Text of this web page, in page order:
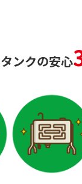
ンクの安心